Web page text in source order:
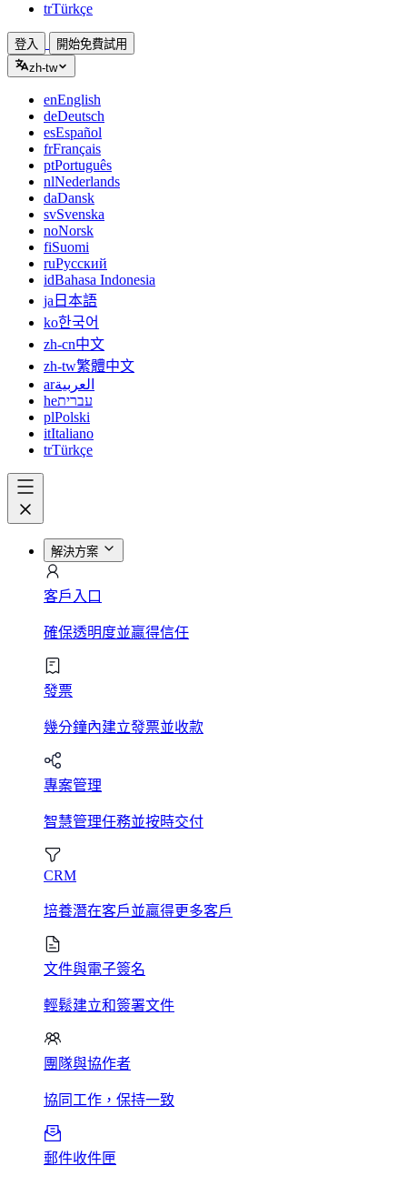
trTürkçe
登入
開始免費試用
zh-tw
enEnglish
deDeutsch
esEspañol
frFrançais
ptPortuguês
nlNederlands
daDansk
svSvenska
noNorsk
fiSuomi
ruРусский
idBahasa Indonesia
ja 日本語
ko한국어
zh-cn中文
zh-tw繁體中文
arالعربية
heעברית
plPolski
itItaliano
trTürkçe
解決方案
客戶入口
確保透明度並贏得信任
發票
幾分鐘內建立發票並收款
專案管理
智慧管理任務並按時交付
CRM
培養潛在客戶並贏得更多客戶
文件與電子簽名
輕鬆建立和簽署文件
團隊與協作者
協同工作，保持一致
郵件收件匣